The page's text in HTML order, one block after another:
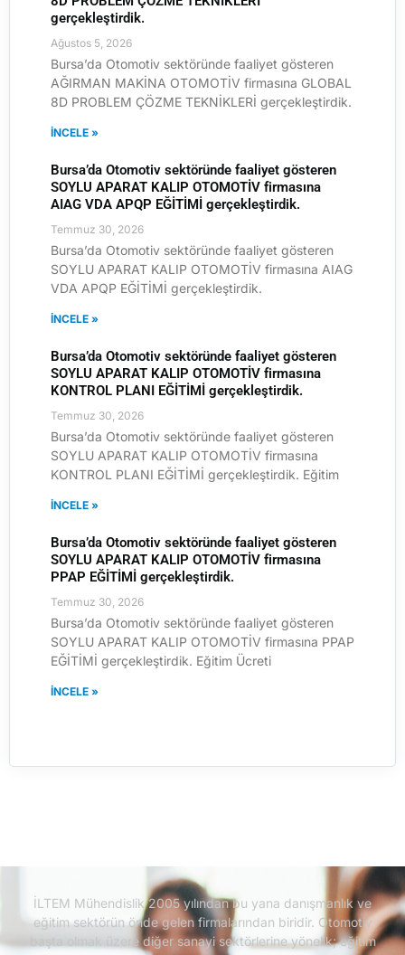
gerçekleştirdik.
Ağustos 5, 2026
Bursa’da Otomotiv sektöründe faaliyet gösteren
AĞIRMAN MAKİNA OTOMOTİV firmasına GLOBAL
8D PROBLEM ÇÖZME TEKNİKLERİ gerçekleştirdik.
İNCELE »
Bursa’da Otomotiv sektöründe faaliyet gösteren
SOYLU APARAT KALIP OTOMOTİV firmasına
AIAG VDA APQP EĞİTİMİ gerçekleştirdik.
Temmuz 30, 2026
Bursa’da Otomotiv sektöründe faaliyet gösteren
SOYLU APARAT KALIP OTOMOTİV firmasına AIAG
VDA APQP EĞİTİMİ gerçekleştirdik.
İNCELE »
Bursa’da Otomotiv sektöründe faaliyet gösteren
SOYLU APARAT KALIP OTOMOTİV firmasına
KONTROL PLANI EĞİTİMİ gerçekleştirdik.
Temmuz 30, 2026
Bursa’da Otomotiv sektöründe faaliyet gösteren
SOYLU APARAT KALIP OTOMOTİV firmasına
KONTROL PLANI EĞİTİMİ gerçekleştirdik. Eğitim
İNCELE »
Bursa’da Otomotiv sektöründe faaliyet gösteren
SOYLU APARAT KALIP OTOMOTİV firmasına
PPAP EĞİTİMİ gerçekleştirdik.
Temmuz 30, 2026
Bursa’da Otomotiv sektöründe faaliyet gösteren
SOYLU APARAT KALIP OTOMOTİV firmasına PPAP
EĞİTİMİ gerçekleştirdik. Eğitim Ücreti
İNCELE »
İLTEM Mühendislik 2005 yılından bu yana danışmanlık ve
eğitim sektörün önde gelen firmalarından biridir. Otomotiv
başta olmak üzere diğer sanayi sektörlerine yönelik; eğitim